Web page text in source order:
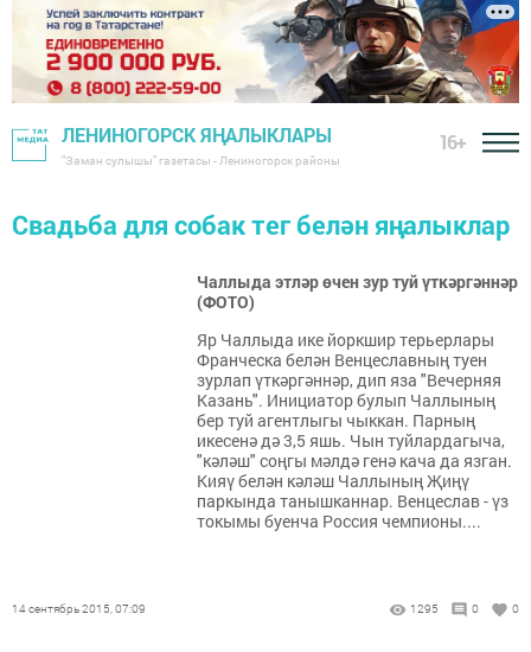
ЛЕНИНОГОРСК ЯҢАЛЫКЛАРЫ
"Заман сулышы" газетасы - Лениногорск районы
16+
Свадьба для собак тег белән яңалыклар
Чаллыда этләр өчен зур туй үткәргәннәр
(ФОТО)
Яр Чаллыда ике йоркшир терьерлары
Франческа белән Венцеславның туен
зурлап үткәргәннәр, дип яза "Вечерняя
Казань". Инициатор булып Чаллының
бер туй агентлыгы чыккан. Парның
икесенә дә 3,5 яшь. Чын туйлардагыча,
"кәләш" соңгы мәлдә генә кача да язган.
Кияү белән кәләш Чаллының Җиңү
паркында танышканнар. Венцеслав - үз
токымы буенча Россия чемпионы....
14 сентябрь 2015, 07:09 1295 0 0